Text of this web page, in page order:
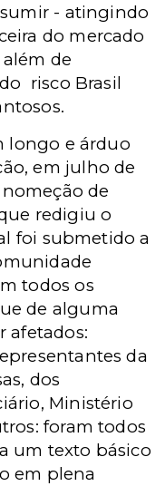
- atingindo
do mercado
de
risco Brasil
longo e árduo
em julho de
de
redigiu o
foi submetido a
todos os
de alguma
afetados:
da
dos
Ministério
foram todos
um texto básico
em plena